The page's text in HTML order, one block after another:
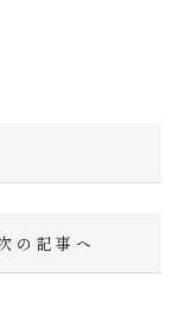
の記事へ